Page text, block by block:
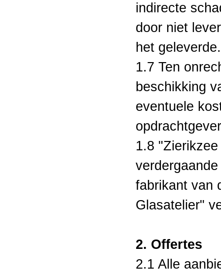
indirecte
door niet
het geleverde.
1.7 Ten
beschikking
eventuele
1.8
fabrikant van
Glasatelier"
2. Offertes
2.1 Alle